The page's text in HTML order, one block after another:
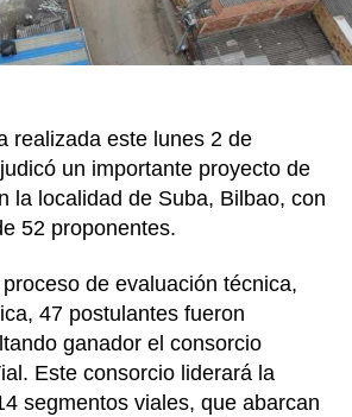
se
realizada este lunes 2 de
un importante proyecto de
la localidad de Suba, Bilbao, con
52 proponentes.
de evaluación técnica,
47 postulantes fueron
ganador el consorcio
Este consorcio liderará la
segmentos viales, que abarcan